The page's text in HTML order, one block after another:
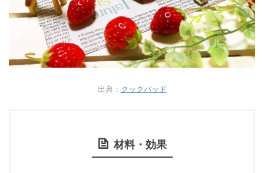
出典： クックパッド
材料・効果